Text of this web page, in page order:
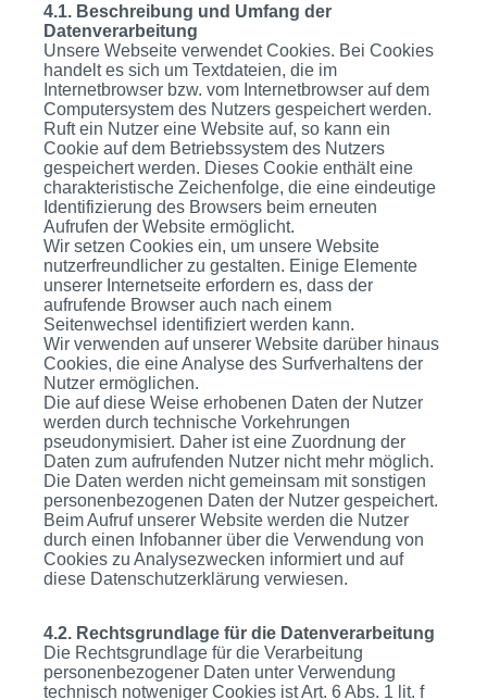
4.1. Beschreibung und Umfang der
Datenverarbeitung
Unsere Webseite verwendet Cookies. Bei Cookies
handelt es sich um Textdateien, die im
Internetbrowser bzw. vom Internetbrowser auf dem
Computersystem des Nutzers gespeichert werden.
Ruft ein Nutzer eine Website auf, so kann ein
Cookie auf dem Betriebssystem des Nutzers
gespeichert werden. Dieses Cookie enthält eine
charakteristische Zeichenfolge, die eine eindeutige
Identifizierung des Browsers beim erneuten
Aufrufen der Website ermöglicht.
Wir setzen Cookies ein, um unsere Website
nutzerfreundlicher zu gestalten. Einige Elemente
unserer Internetseite erfordern es, dass der
aufrufende Browser auch nach einem
Seitenwechsel identifiziert werden kann.
Wir verwenden auf unserer Website darüber hinaus
Cookies, die eine Analyse des Surfverhaltens der
Nutzer ermöglichen.
Die auf diese Weise erhobenen Daten der Nutzer
werden durch technische Vorkehrungen
pseudonymisiert. Daher ist eine Zuordnung der
Daten zum aufrufenden Nutzer nicht mehr möglich.
Die Daten werden nicht gemeinsam mit sonstigen
personenbezogenen Daten der Nutzer gespeichert.
Beim Aufruf unserer Website werden die Nutzer
durch einen Infobanner über die Verwendung von
Cookies zu Analysezwecken informiert und auf
diese Datenschutzerklärung verwiesen.
4.2. Rechtsgrundlage für die Datenverarbeitung
Die Rechtsgrundlage für die Verarbeitung
personenbezogener Daten unter Verwendung
technisch notweniger Cookies ist Art. 6 Abs. 1 lit. f